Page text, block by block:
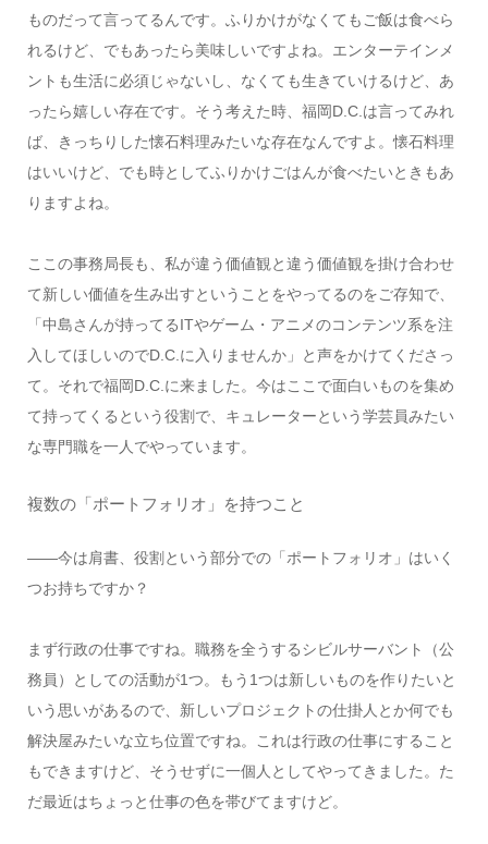
ものだって言ってるんです。ふりかけがなくてもご飯は食べら
れるけど、でもあったら美味しいですよね。エンターテインメ
ントも生活に必須じゃないし、なくても生きていけるけど、あ
ったら嬉しい存在です。そう考えた時、福岡D.C.は言ってみれ
ば、きっちりした懐石料理みたいな存在なんですよ。懐石料理
はいいけど、でも時としてふりかけごはんが食べたいときもあ
りますよね。
ここの事務局長も、私が違う価値観と違う価値観を掛け合わせ
て新しい価値を生み出すということをやってるのをご存知で、
「中島さんが持ってるITやゲーム・アニメのコンテンツ系を注
入してほしいのでD.C.に入りませんか」と声をかけてくださっ
て。それで福岡D.C.に来ました。今はここで面白いものを集め
て持ってくるという役割で、キュレーターという学芸員みたい
な専門職を一人でやっています。
複数の「ポートフォリオ」を持つこと
――今は肩書、役割という部分での「ポートフォリオ」はいく
つお持ちですか？
まず行政の仕事ですね。職務を全うするシビルサーバント（公
務員）としての活動が1つ。もう1つは新しいものを作りたいと
いう思いがあるので、新しいプロジェクトの仕掛人とか何でも
解決屋みたいな立ち位置ですね。これは行政の仕事にすること
もできますけど、そうせずに一個人としてやってきました。た
だ最近はちょっと仕事の色を帯びてますけど。